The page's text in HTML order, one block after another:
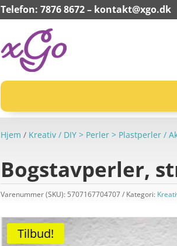
Telefon: 7876 8672 – kontakt@xgo.dk
Hjem / Kreativ / DIY > Perler > Plastperler /
Bogstavperler,
Varenummer (SKU): 5707167704707 Kategori:
Tilbud!